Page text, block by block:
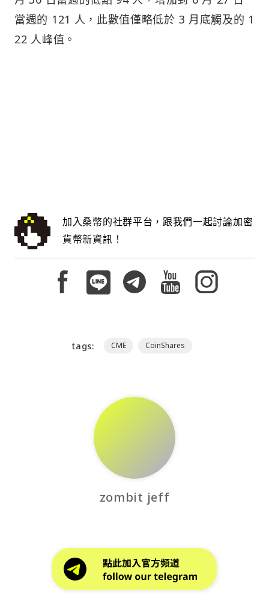
當週的 121 人，此數值僅略低於 3 月底觸及的 1
22 人峰值。
加入桑幣的社群平台，跟我們一起討論加密
貨幣新資訊！
tags: CME CoinShares
zombit jeff